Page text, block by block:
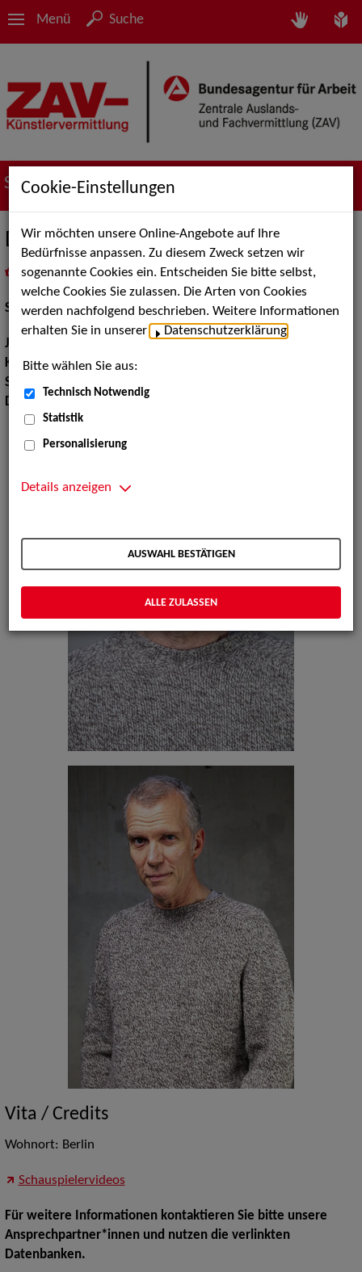
Menü Suche
Suche nach Künstler*innen
Daniel Minetti
als PDF speichern
inMeine Merklistelegen
Schauspiel:Film und TV, Bühne
Jahrgang:
Körpergröße:187 cm
Sprachen:
Dialekte:
Vita / Credits
Wohnort: Berlin
Schauspielervideos
Für weitere Informationen kontaktieren Sie bitte unsere
Ansprechpartner*innen und nutzen die verlinkten
Datenbanken.
Cookie-Einstellungen
Wir möchten unsere Online-Angebote auf Ihre
Bedürfnisse anpassen. Zu diesem Zweck setzen wir
sogenannte Cookies ein. Entscheiden Sie bitte selbst,
welche Cookies Sie zulassen. Die Arten von Cookies
werden nachfolgend beschrieben. Weitere Informationen
erhalten Sie in unserer
Datenschutzerklärung
Bitte wählen Sie aus:
Technisch Notwendig
Statistik
Personalisierung
Details anzeigen
AUSWAHL BESTÄTIGEN
ALLE ZULASSEN